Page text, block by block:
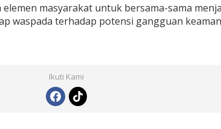
masyarakat untuk bersama-sama
waspada terhadap potensi gangguan
Ikuti Kami